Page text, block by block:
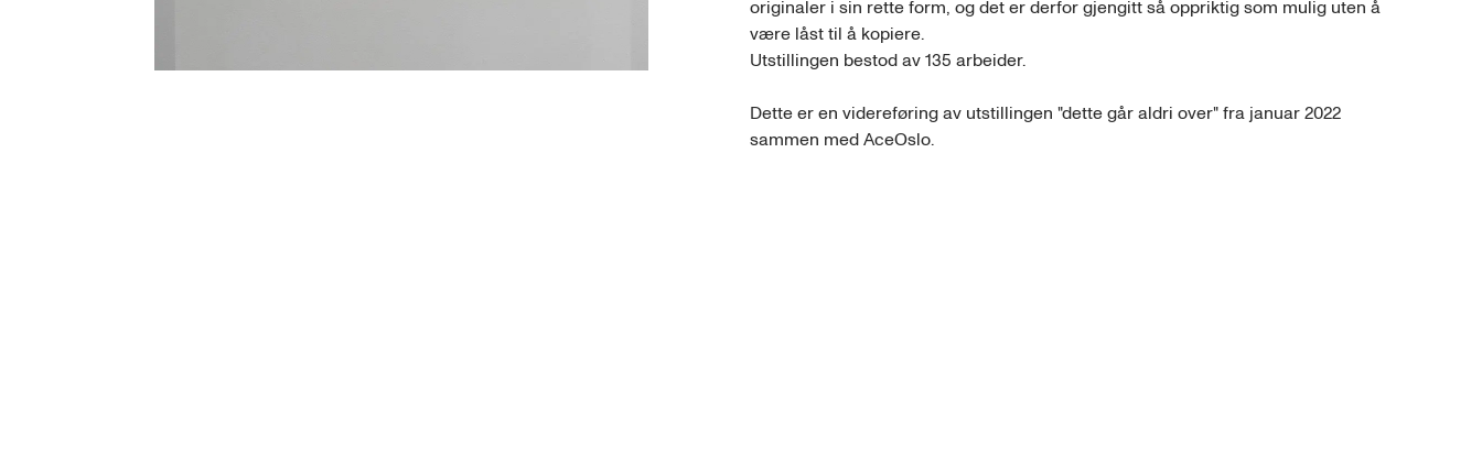
originaler i sin rette form, og det er derfor gjengitt så oppriktig som mulig uten å
være låst til å kopiere.
Utstillingen bestod av 135 arbeider.
Dette er en videreføring av utstillingen "dette går aldri over" fra januar 2022
sammen med AceOslo.